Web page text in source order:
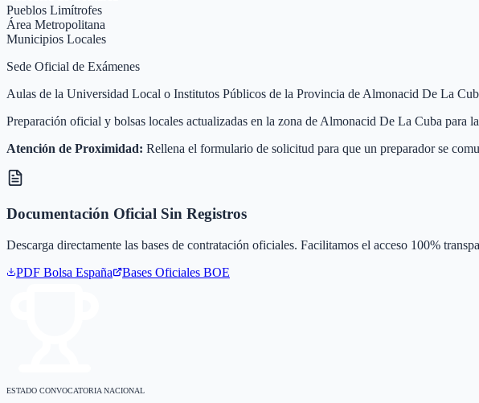
Pueblos Limítrofes
Área Metropolitana
Municipios Locales
Sede Oficial de Exámenes
Aulas de la Universidad Local o Institutos Públicos de la Provincia de Almonacid De La
Preparación oficial y bolsas locales actualizadas en la zona de Almonacid De La Cuba para
Atención de Proximidad: Rellena el formulario de solicitud para que un preparador se
Documentación Oficial Sin Registros
Descarga directamente las bases de contratación oficiales. Facilitamos el acceso 100%
PDF Bolsa España Bases Oficiales BOE
ESTADO CONVOCATORIA NACIONAL